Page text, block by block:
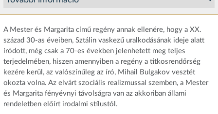
A Mester és Margarita című regény annak ellenére, hogy a XX.
század 30-as éveiben, Sztálin vaskezű uralkodásának ideje alatt
íródott, még csak a 70-es években jelenhetett meg teljes
terjedelmében, hiszen amennyiben a regény a titkosrendőrség
kezére kerül, az valószínűleg az író, Mihail Bulgakov vesztét
okozta volna. Az elvárt szociális realizmussal szemben, a Mester
és Margarita fényévnyi távolságra van az akkoriban állami
rendeletben előírt irodalmi stílustól.